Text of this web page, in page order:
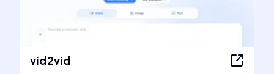
vid2vid